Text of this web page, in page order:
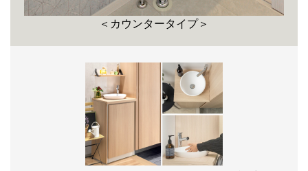
＜カウンタータイプ＞